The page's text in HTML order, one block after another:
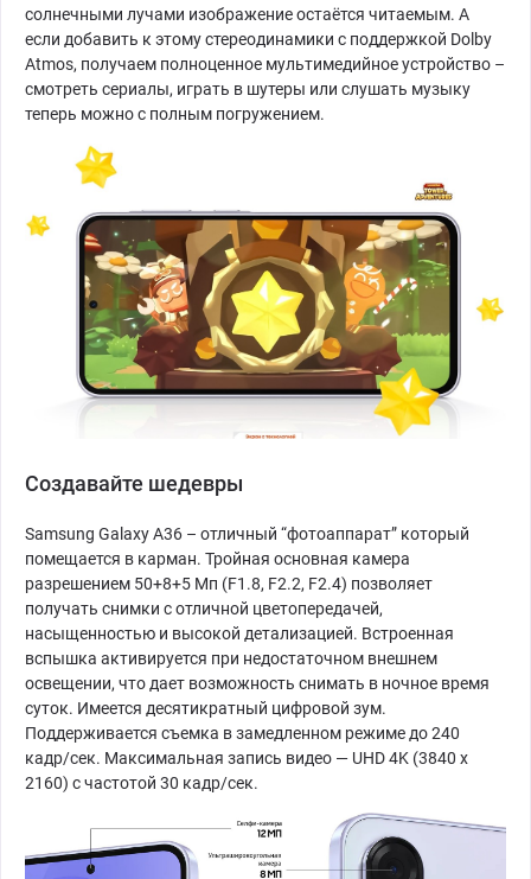
солнечными лучами изображение остаётся читаемым. А
если добавить к этому стереодинамики с поддержкой Dolby
Atmos, получаем полноценное мультимедийное устройство –
смотреть сериалы, играть в шутеры или слушать музыку
теперь можно с полным погружением.
Создавайте шедевры
Samsung Galaxy A36 – отличный “фотоаппарат” который
помещается в карман. Тройная основная камера
разрешением 50+8+5 Мп (F1.8, F2.2, F2.4) позволяет
получать снимки с отличной цветопередачей,
насыщенностью и высокой детализацией. Встроенная
вспышка активируется при недостаточном внешнем
освещении, что дает возможность снимать в ночное время
суток. Имеется десятикратный цифровой зум.
Поддерживается съемка в замедленном режиме до 240
кадр/сек. Максимальная запись видео — UHD 4K (3840 x
2160) с частотой 30 кадр/сек.